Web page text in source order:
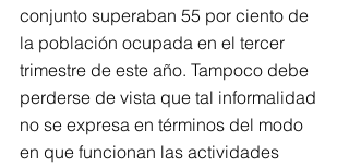
conjunto superaban 55 por ciento de
la población ocupada en el tercer
trimestre de este año. Tampoco debe
perderse de vista que tal informalidad
no se expresa en términos del modo
en que funcionan las actividades